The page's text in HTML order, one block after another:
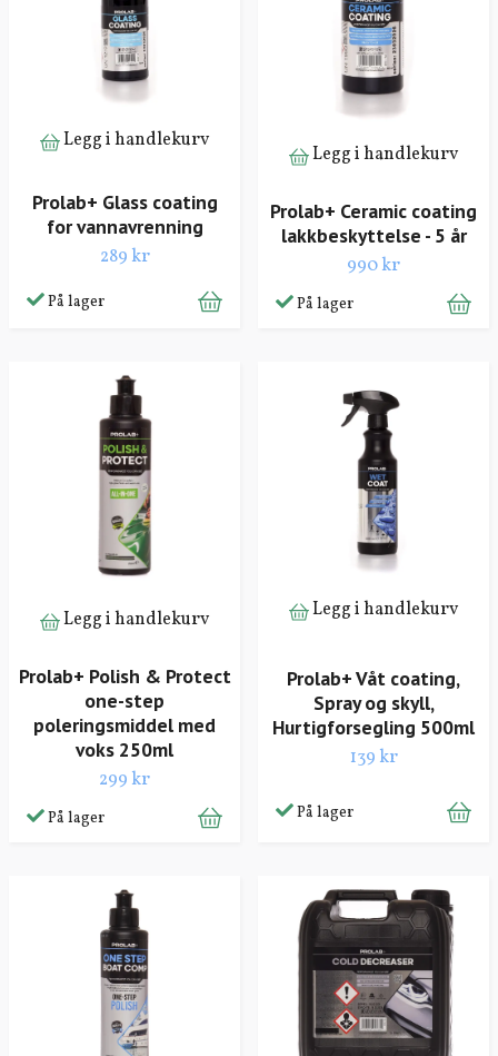
Legg i handlekurv
Prolab+ Glass coating
for vannavrenning
289 kr
På lager
Legg i handlekurv
Prolab+ Ceramic coating
lakkbeskyttelse - 5 år
990 kr
På lager
Legg i handlekurv
Prolab+ Polish & Protect
one-step
poleringsmiddel med
voks 250ml
299 kr
På lager
Legg i handlekurv
Prolab+ Våt coating,
Spray og skyll,
Hurtigforsegling 500ml
139 kr
På lager